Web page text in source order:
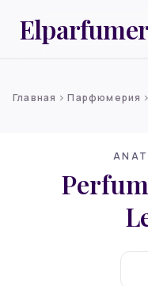
Главная chevron_rightПарфюмерия